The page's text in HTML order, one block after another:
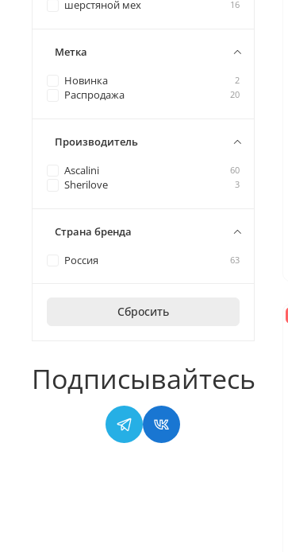
шерстяной мех 16
Метка
Новинка 2
Распродажа 20
Производитель
Ascalini 60
Sherilove 3
Страна бренда
Россия 63
Сбросить
Подписывайтесь